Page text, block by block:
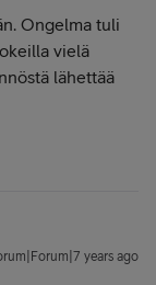
Ongelma tuli
vielä
lähettää
years ago